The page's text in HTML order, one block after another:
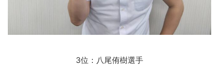
3位：八尾侑樹選手